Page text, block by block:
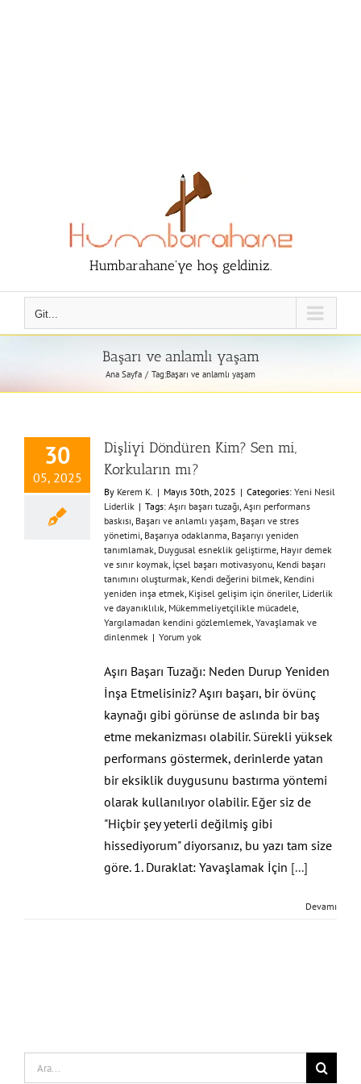
Humbarahane'ye hoş geldiniz.
Git...
Başarı ve anlamlı yaşam
Ana Sayfa Tag:Başarı ve anlamlı yaşam
30
05, 2025
Dişliyi Döndüren Kim? Sen mi,
Korkuların mı?
By Kerem K. | Mayıs 30th, 2025 | Categories: Yeni Nesil
Liderlik | Tags: Aşırı başarı tuzağı, Aşırı performans
baskısı, Başarı ve anlamlı yaşam, Başarı ve stres
yönetimi, Başarıya odaklanma, Başarıyı yeniden
tanımlamak, Duygusal esneklik geliştirme, Hayır demek
ve sınır koymak, İçsel başarı motivasyonu, Kendi başarı
tanımını oluşturmak, Kendi değerini bilmek, Kendini
yeniden inşa etmek, Kişisel gelişim için öneriler, Liderlik
ve dayanıklılık, Mükemmeliyetçilikle mücadele,
Yargılamadan kendini gözlemlemek, Yavaşlamak ve
dinlenmek | Yorum yok
Aşırı Başarı Tuzağı: Neden Durup Yeniden
İnşa Etmelisiniz? Aşırı başarı, bir övünç
kaynağı gibi görünse de aslında bir baş
etme mekanizması olabilir. Sürekli yüksek
performans göstermek, derinlerde yatan
bir eksiklik duygusunu bastırma yöntemi
olarak kullanılıyor olabilir. Eğer siz de
"Hiçbir şey yeterli değilmiş gibi
hissediyorum" diyorsanız, bu yazı tam size
göre. 1. Duraklat: Yavaşlamak İçin [...]
Devamı
Search